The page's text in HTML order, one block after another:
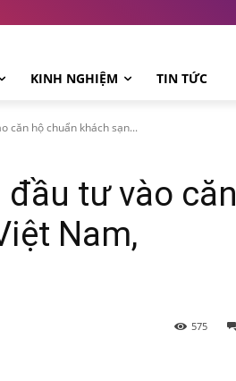
KINH NGHIỆM TIN TỨC
căn hộ chuẩn khách sạn...
tư vào căn
Nam,
575